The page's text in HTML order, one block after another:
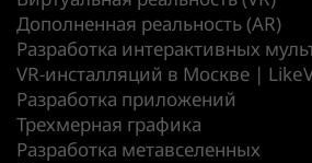
Дополненная реальность (AR)
Разработка интерактивных
VR-инсталляций в Москве |
Разработка приложений
Трехмерная графика
Разработка метавселенных